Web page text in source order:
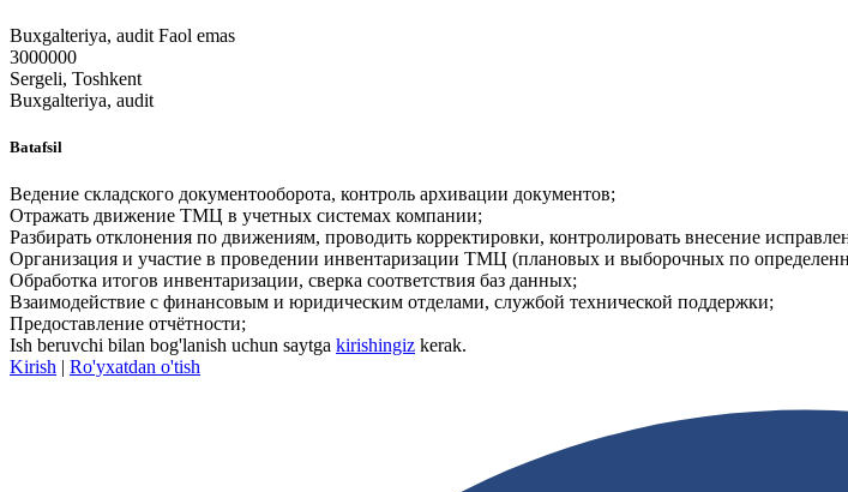
Buxgalteriya, audit Faol emas
3000000
Sergeli, Toshkent
Buxgalteriya, audit
Batafsil
Ведение складского документооборота, контроль архивации документов;
Отражать движение ТМЦ в учетных системах компании;
Разбирать отклонения по движениям, проводить корректировки, контролировать внесение
Организация и участие в проведении инвентаризации ТМЦ (плановых и выборочных по
Обработка итогов инвентаризации, сверка соответствия баз данных;
Взаимодействие с финансовым и юридическим отделами, службой технической поддержки;
Предоставление отчётности;
Ish beruvchi bilan bog'lanish uchun saytga kirishingiz kerak.
Kirish | Ro'yxatdan o'tish